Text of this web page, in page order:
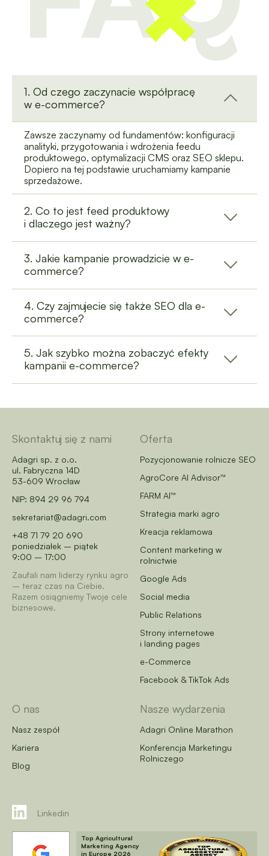
1. Od czego zaczynacie współpracę
w e-commerce?
Zawsze zaczynamy od fundamentów: konfiguracji
analityki, przygotowania i wdrożenia feedu
produktowego, optymalizacji CMS oraz SEO sklepu.
Dopiero na tej podstawie uruchamiamy kampanie
sprzedażowe.
2. Co to jest feed produktowy
i dlaczego jest ważny?
3. Jakie kampanie prowadzicie w e-
commerce?
4. Czy zajmujecie się także SEO dla e-
commerce?
5. Jak szybko można zobaczyć efekty
kampanii e-commerce?
Skontaktuj się z nami
Adagri sp. z o.o.
ul. Fabryczna 14D
53-609 Wrocław
NIP: 894 29 96 794
sekretariat@adagri.com
+48 71 79 20 690
poniedziałek – piątek
9:00 – 17:00
Zaufali nam liderzy rynku agro
– teraz czas na Ciebie.
Razem osiągniemy Twoje cele
biznesowe.
O nas
Nasz zespół
Kariera
Blog
Oferta
Pozycjonowanie rolnicze SEO
AgroCore AI Advisor™
FARM AI™
Strategia marki agro
Kreacja reklamowa
Content marketing w
rolnictwie
Google Ads
Social media
Public Relations
Strony internetowe
i landing pages
e-Commerce
Facebook & TikTok Ads
Nasze wydarzenia
Adagri Online Marathon
Konferencja Marketingu
Rolniczego
Linkedin
Top Agricultural
Marketing Agency
in Europe 2026